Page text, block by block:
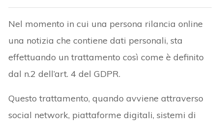
Nel momento in cui una persona rilancia online
una notizia che contiene dati personali, sta
effettuando un trattamento così come è definito
dal n.2 dell’art. 4 del GDPR.
Questo trattamento, quando avviene attraverso
social network, piattaforme digitali, sistemi di